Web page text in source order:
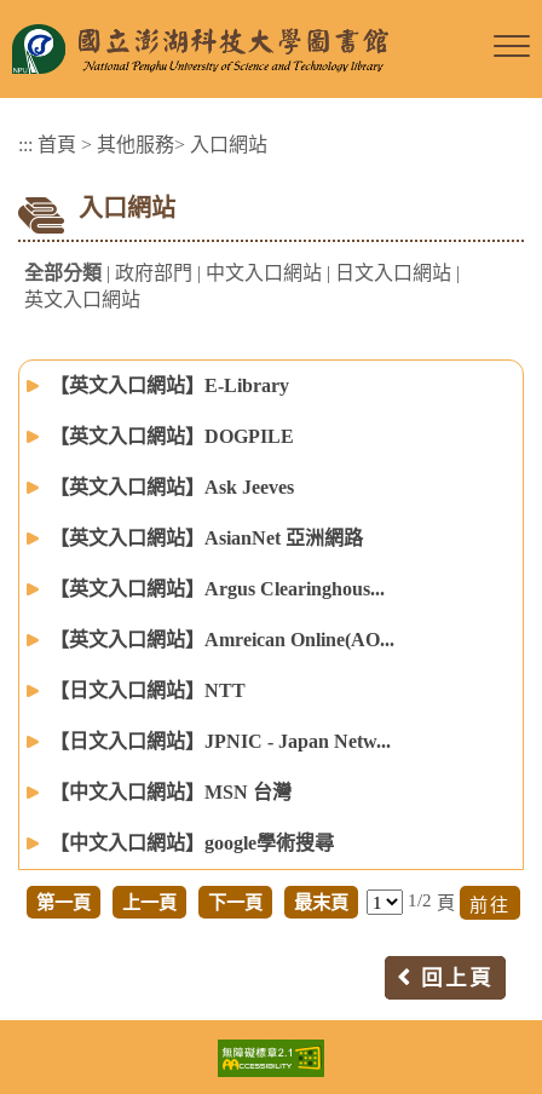
::: 首頁 > 其他服務> 入口網站
入口網站
全部分類 | 政府部門 | 中文入口網站 | 日文入口網站 |
英文入口網站
【英文入口網站】E-Library
【英文入口網站】DOGPILE
【英文入口網站】Ask Jeeves
【英文入口網站】AsianNet 亞洲網路
【英文入口網站】Argus Clearinghous...
【英文入口網站】Amreican Online(AO...
【日文入口網站】NTT
【日文入口網站】JPNIC - Japan Netw...
【中文入口網站】MSN 台灣
【中文入口網站】google學術搜尋
第一頁 上一頁 下一頁 最末頁 1/2 頁
回上頁